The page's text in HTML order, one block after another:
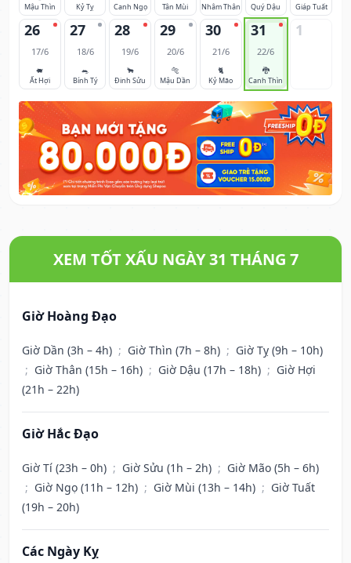
Mậu Thìn
Kỷ Tỵ
Canh Ngọ
Tân Mùi
Nhâm Thân
Quý Dậu
Giáp Tuất
26
17/6
🐖
Ất Hợi
27
18/6
🐀
Bính Tý
28
19/6
🐂
Đinh Sửu
29
20/6
🐅
Mậu Dần
30
21/6
🐈
Kỷ Mão
31
22/6
🐉
Canh Thìn
1
XEM TỐT XẤU NGÀY 31 THÁNG 7
Giờ Hoàng Đạo
Giờ Dần (3h – 4h) ; Giờ Thìn (7h – 8h) ; Giờ Tỵ (9h – 10h)
; Giờ Thân (15h – 16h) ; Giờ Dậu (17h – 18h) ; Giờ Hợi
(21h – 22h)
Giờ Hắc Đạo
Giờ Tí (23h – 0h) ; Giờ Sửu (1h – 2h) ; Giờ Mão (5h – 6h)
; Giờ Ngọ (11h – 12h) ; Giờ Mùi (13h – 14h) ; Giờ Tuất
(19h – 20h)
Các Ngày Kỵ